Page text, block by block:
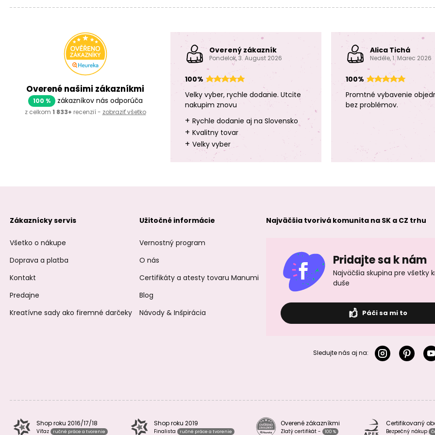
Overené našimi zákazníkmi
100 % zákazníkov nás odporúča
z celkom 1 833+ recenzií - zobraziť všetko
Overený zákazník
Pondelok, 3. August 2026
100%
Velky vyber, rychle dodanie. Utcite
nakupim znovu
+ Rychle dodanie aj na Slovensko
+ Kvalitny tovar
+ Velky vyber
Alica Tichá
Neděle, 1. Marec 2026
100%
Promtné vybavenie
bez problémov.
Zákaznícky servis
Všetko o nákupe
Doprava a platba
Kontakt
Predajne
Kreatívne sady ako firemné darčeky
Užitočné informácie
Vernostný program
O nás
Certifikáty a atesty tovaru Manumi
Blog
Návody & Inšpirácia
Najväčšia tvorivá komunita na SK a CZ trhu
Pridajte sa k nám
Najväčšia skupina pre všetky
duše
Páči sa mi to
Sledujte nás aj na:
Shop roku 2016/17/18
Víťaz ručné práce a tvorenie
Shop roku 2019
Finalista ručné práce a tvorenie
Overené zákazníkmi
Zlatý certifikát - 100 %
Certifikovaný
Bezpečný nákup